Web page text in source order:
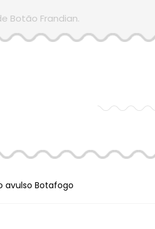
Botão Frandian.
avulso Botafogo